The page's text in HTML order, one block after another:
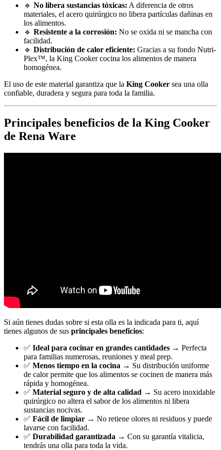
🔹 No libera sustancias tóxicas: A diferencia de otros
materiales, el acero quirúrgico no libera partículas dañinas en
los alimentos.
🔹 Resistente a la corrosión: No se oxida ni se mancha con
facilidad.
🔹 Distribución de calor eficiente: Gracias a su fondo Nutri-
Plex™, la King Cooker cocina los alimentos de manera
homogénea.
El uso de este material garantiza que la King Cooker sea una olla
confiable, duradera y segura para toda la familia.
Principales beneficios de la King Cooker
de Rena Ware
Si aún tienes dudas sobre si esta olla es la indicada para ti, aquí
tienes algunos de sus principales beneficios:
✅ Ideal para cocinar en grandes cantidades → Perfecta
para familias numerosas, reuniones y meal prep.
✅ Menos tiempo en la cocina → Su distribución uniforme
de calor permite que los alimentos se cocinen de manera más
rápida y homogénea.
✅ Material seguro y de alta calidad → Su acero inoxidable
quirúrgico no altera el sabor de los alimentos ni libera
sustancias nocivas.
✅ Fácil de limpiar → No retiene olores ni residuos y puede
lavarse con facilidad.
✅ Durabilidad garantizada → Con su garantía vitalicia,
tendrás una olla para toda la vida.